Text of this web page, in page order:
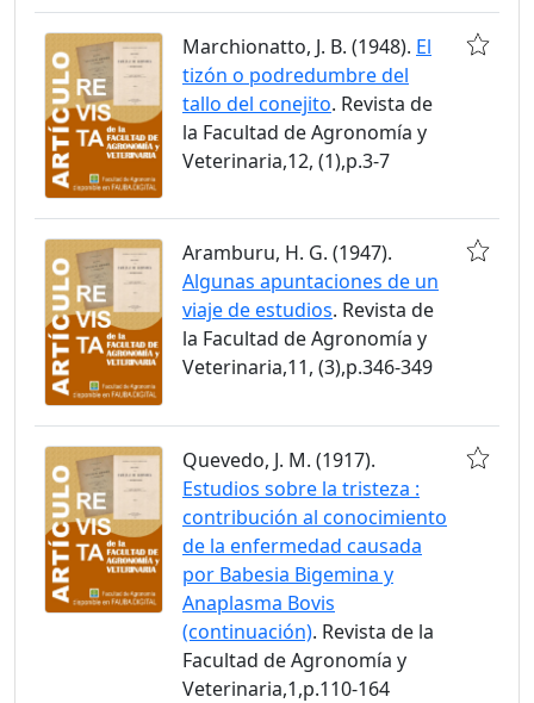
Marchionatto, J. B. (1948). El
tizón o podredumbre del
tallo del conejito. Revista de
la Facultad de Agronomía y
Veterinaria,12, (1),p.3-7
Aramburu, H. G. (1947).
Algunas apuntaciones de un
viaje de estudios. Revista de
la Facultad de Agronomía y
Veterinaria,11, (3),p.346-349
Quevedo, J. M. (1917).
Estudios sobre la tristeza :
contribución al conocimiento
de la enfermedad causada
por Babesia Bigemina y
Anaplasma Bovis
(continuación). Revista de la
Facultad de Agronomía y
Veterinaria,1,p.110-164